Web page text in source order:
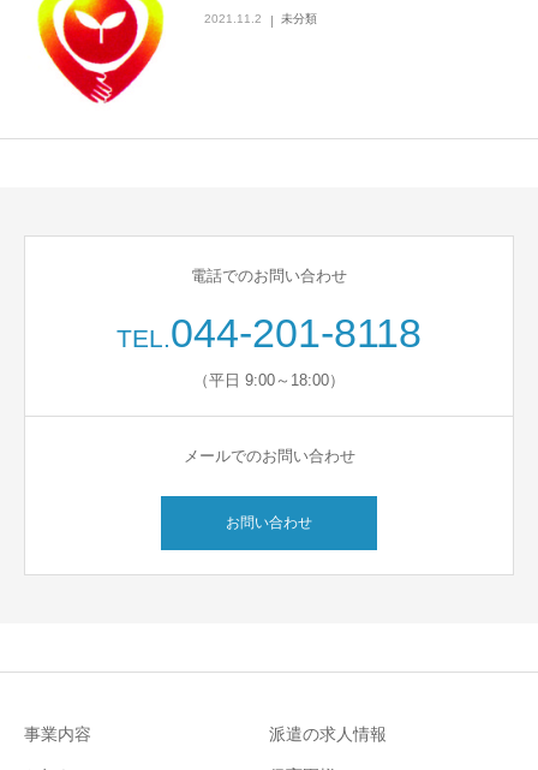
2021.11.2 未分類
電話でのお問い合わせ
TEL.044-201-8118
（平日 9:00～18:00）
メールでのお問い合わせ
お問い合わせ
事業内容 派遣の求人情報